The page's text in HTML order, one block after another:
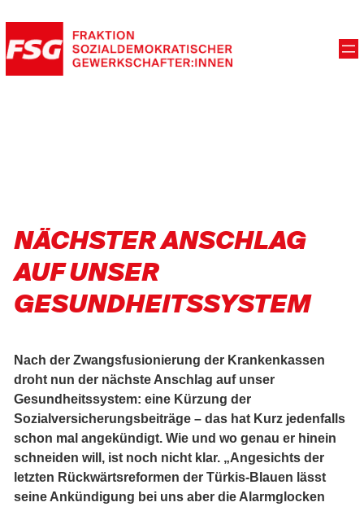
NÄCHSTER ANSCHLAG
AUF UNSER
GESUNDHEITSSYSTEM
Nach der Zwangsfusionierung der Krankenkassen
droht nun der nächste Anschlag auf unser
Gesundheitssystem: eine Kürzung der
Sozialversicherungsbeiträge – das hat Kurz jedenfalls
schon mal angekündigt. Wie und wo genau er hinein
schneiden will, ist noch nicht klar. „Angesichts der
letzten Rückwärtsreformen der Türkis-Blauen lässt
seine Ankündigung bei uns aber die Alarmglocken